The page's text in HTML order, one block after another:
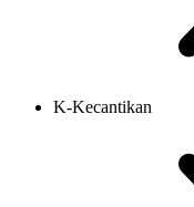
K-Kecantikan